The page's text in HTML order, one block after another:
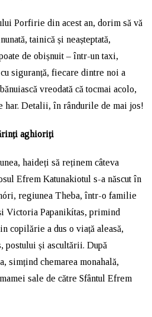
Porfirie din acest an, dorim să vă
tainică și neașteptată,
de obișnuit – într-un taxi,
siguranță, fiecare dintre noi a
vreodată că tocmai acolo,
har. Detalii, în rândurile de mai jos!
aghioriți
haideți să reținem câteva
Efrem Katunakiotul s-a născut în
regiunea Theba, într-o familie
Victoria Papanikítas, primind
copilărie a dus o viață aleasă,
postului și ascultării. După
simțind chemarea monahală,
sale de către Sfântul Efrem